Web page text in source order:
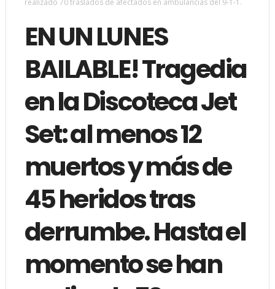
realizado 70 traslados de afectados en ambulancias del 9-1-1.
EN UN LUNES
BAILABLE! Tragedia
en la Discoteca Jet
Set: al menos 12
muertos y más de
45 heridos tras
derrumbe. Hasta el
momento se han